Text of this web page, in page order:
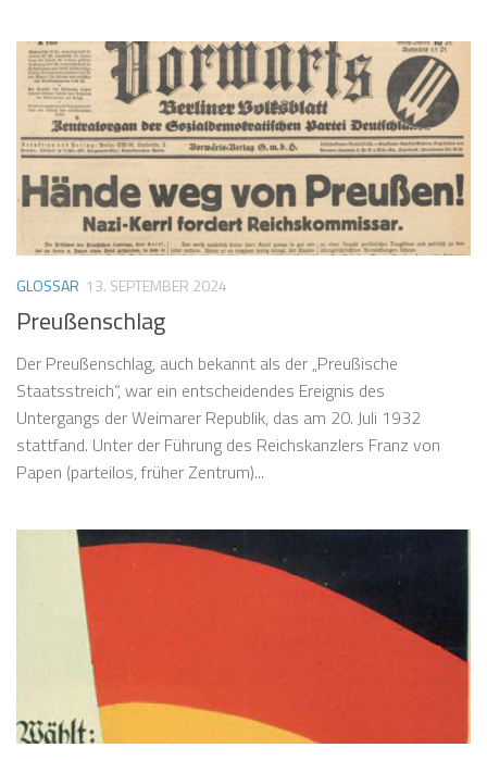
GLOSSAR 13. SEPTEMBER 2024
Preußenschlag
Der Preußenschlag, auch bekannt als der „Preußische
Staatsstreich“, war ein entscheidendes Ereignis des
Untergangs der Weimarer Republik, das am 20. Juli 1932
stattfand. Unter der Führung des Reichskanzlers Franz von
Papen (parteilos, früher Zentrum)...